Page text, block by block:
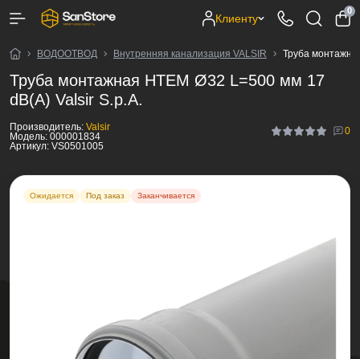
Клиенту
0
ВОДООТВОД Внутренняя канализация VALSIR Труба
Труба монтажная HTEM Ø32 L=500 мм 17
dB(A) Valsir S.p.A.
Производитель: Valsir
Модель: 000001834
Артикул: VS0501005
0
Ожидается Под заказ Заканчивается